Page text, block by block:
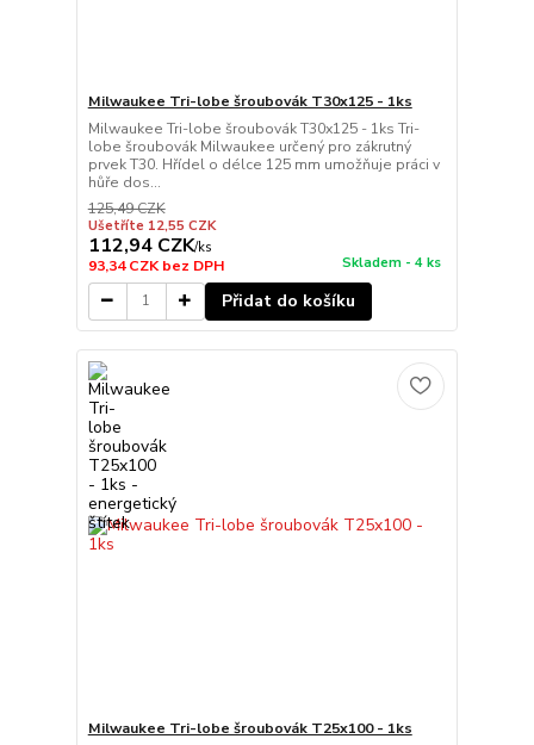
Milwaukee Tri-lobe šroubovák T30x125 - 1ks
Milwaukee Tri-lobe šroubovák T30x125 - 1ks Tri-
lobe šroubovák Milwaukee určený pro zákrutný
prvek T30. Hřídel o délce 125 mm umožňuje práci v
hůře dos...
125,49 CZK
Ušetříte 12,55 CZK
112,94 CZK/ks
93,34 CZKbez DPH Skladem - 4 ks
Přidat do košíku
Milwaukee Tri-lobe šroubovák T25x100 - 1ks